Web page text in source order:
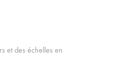
et des échelles en